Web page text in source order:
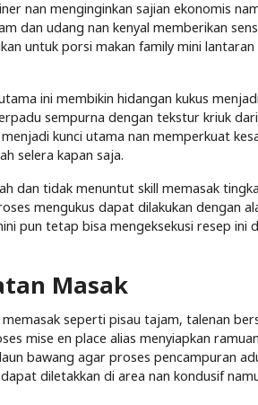
nan menginginkan sajian ekonomis
dan udang nan kenyal memberikan
untuk porsi makan family mini
ini membikin hidangan kukus
sempurna dengan tekstur kriuk
kunci utama nan memperkuat
selera kapan saja.
dan tidak menuntut skill memasak
mengukus dapat dilakukan dengan
pun tetap bisa mengeksekusi resep ini
Masak
seperti pisau tajam, talenan
mise en place alias menyiapkan
bawang agar proses pencampuran
diletakkan di area nan kondusif